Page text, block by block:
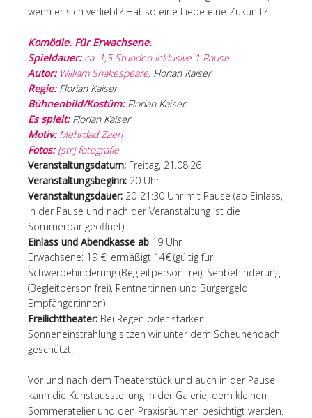
wenn er sich verliebt? Hat so eine Liebe eine Zukunft?
Komödie. Für Erwachsene.
Spieldauer:ca. 1,5 Stunden inklusive 1 Pause
Autor:William Shakespeare, Florian Kaiser
Regie: Florian Kaiser
Bühnenbild/Kostüm: Florian Kaiser
Es spielt: Florian Kaiser
Motiv: Mehrdad Zaeri
Fotos:[str] fotografie
Veranstaltungsdatum: Freitag, 21.08.26
Veranstaltungsbeginn: 20 Uhr
Veranstaltungsdauer: 20-21:30 Uhr mit Pause (ab Einlass,
in der Pause und nach der Veranstaltung ist die
Sommerbar geöffnet)
Einlass und Abendkasse ab 19 Uhr
Erwachsene: 19 €; ermäßigt 14€ (gültig für:
Schwerbehinderung (Begleitperson frei), Sehbehinderung
(Begleitperson frei), Rentner:innen und Bürgergeld
Empfänger:innen)
Freilichttheater: Bei Regen oder starker
Sonneneinstrahlung sitzen wir unter dem Scheunendach
geschützt!
Vor und nach dem Theaterstück und auch in der Pause
kann die Kunstausstellung in der Galerie, dem kleinen
Sommeratelier und den Praxisräumen besichtigt werden.